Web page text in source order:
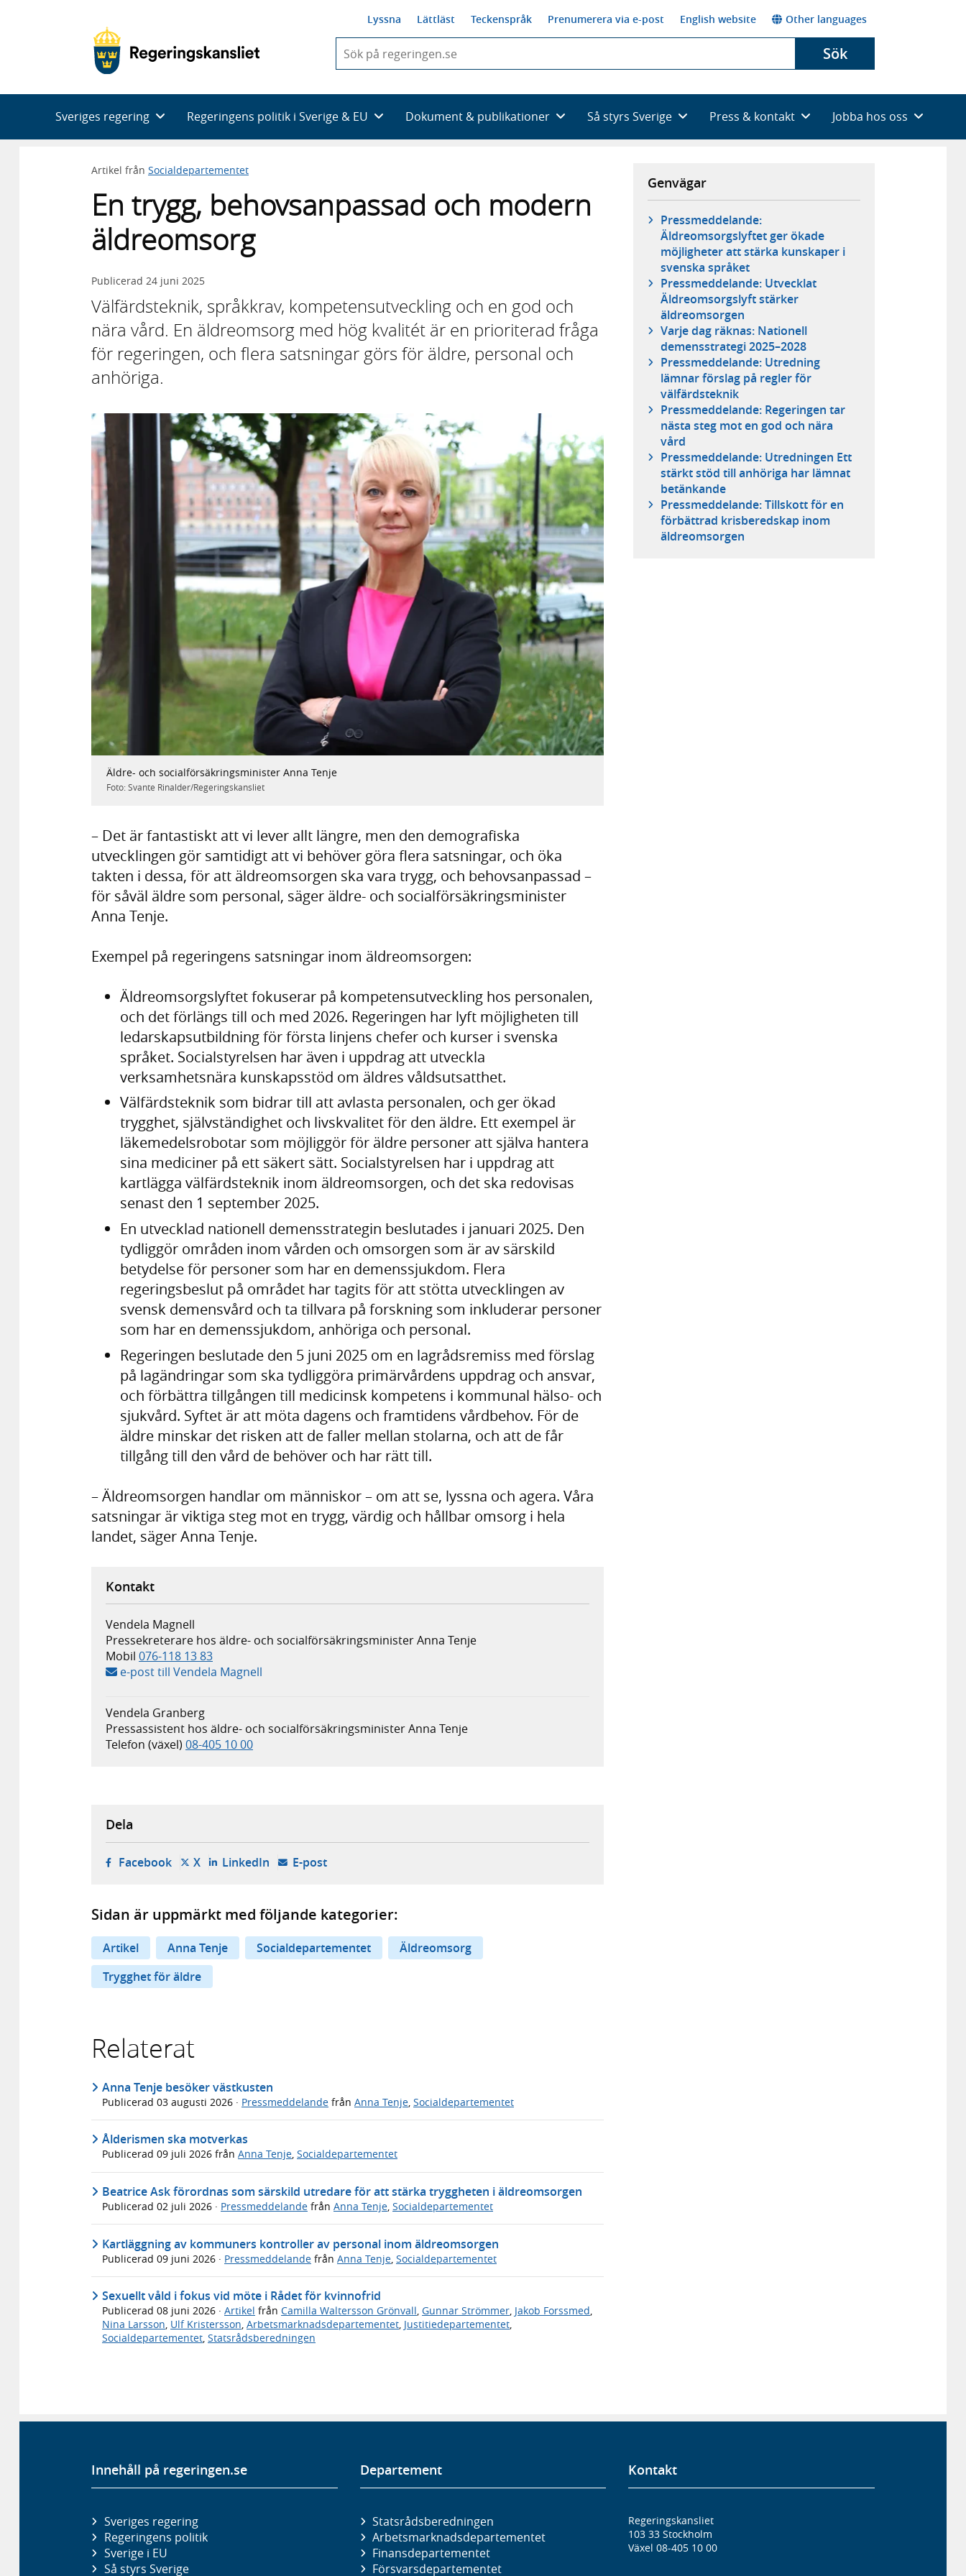
Lyssna Lättläst Teckenspråk Prenumerera via e-post English website Other languages
du
skriva
framträder
en
Sök
Sveriges regering Regeringens politik i Sverige & EU Dokument & publikationer Så styrs Sverige Press & kontakt Jobba hos oss
Artikel från Socialdepartementet
En trygg, behovsanpassad och modern
äldreomsorg
Publicerad 24 juni 2025
Välfärdsteknik, språkkrav, kompetensutveckling och en god och
nära vård. En äldreomsorg med hög kvalitét är en prioriterad fråga
för regeringen, och flera satsningar görs för äldre, personal och
anhöriga.
Äldre- och socialförsäkringsminister Anna Tenje
Foto: Svante Rinalder/Regeringskansliet
– Det är fantastiskt att vi lever allt längre, men den demografiska
utvecklingen gör samtidigt att vi behöver göra flera satsningar, och öka
takten i dessa, för att äldreomsorgen ska vara trygg, och behovsanpassad –
för såväl äldre som personal, säger äldre- och socialförsäkringsminister
Anna Tenje.
Exempel på regeringens satsningar inom äldreomsorgen:
Äldreomsorgslyftet fokuserar på kompetensutveckling hos personalen,
och det förlängs till och med 2026. Regeringen har lyft möjligheten till
ledarskapsutbildning för första linjens chefer och kurser i svenska
språket. Socialstyrelsen har även i uppdrag att utveckla
verksamhetsnära kunskapsstöd om äldres våldsutsatthet.
Välfärdsteknik som bidrar till att avlasta personalen, och ger ökad
trygghet, självständighet och livskvalitet för den äldre. Ett exempel är
läkemedelsrobotar som möjliggör för äldre personer att själva hantera
sina mediciner på ett säkert sätt. Socialstyrelsen har i uppdrag att
kartlägga välfärdsteknik inom äldreomsorgen, och det ska redovisas
senast den 1 september 2025.
En utvecklad nationell demensstrategin beslutades i januari 2025. Den
tydliggör områden inom vården och omsorgen som är av särskild
betydelse för personer som har en demenssjukdom. Flera
regeringsbeslut på området har tagits för att stötta utvecklingen av
svensk demensvård och ta tillvara på forskning som inkluderar personer
som har en demenssjukdom, anhöriga och personal.
Regeringen beslutade den 5 juni 2025 om en lagrådsremiss med förslag
på lagändringar som ska tydliggöra primärvårdens uppdrag och ansvar,
och förbättra tillgången till medicinsk kompetens i kommunal hälso- och
sjukvård. Syftet är att möta dagens och framtidens vårdbehov. För de
äldre minskar det risken att de faller mellan stolarna, och att de får
tillgång till den vård de behöver och har rätt till.
– Äldreomsorgen handlar om människor – om att se, lyssna och agera. Våra
satsningar är viktiga steg mot en trygg, värdig och hållbar omsorg i hela
landet, säger Anna Tenje.
Kontakt
Vendela Magnell
Pressekreterare hos äldre- och socialförsäkringsminister Anna Tenje
Mobil 076-118 13 83
e-post till Vendela Magnell
Vendela Granberg
Pressassistent hos äldre- och socialförsäkringsminister Anna Tenje
Telefon (växel) 08-405 10 00
Genvägar
Pressmeddelande:
Äldreomsorgslyftet ger ökade
möjligheter att stärka kunskaper i
svenska språket
Pressmeddelande: Utvecklat
Äldreomsorgslyft stärker
äldreomsorgen
Varje dag räknas: Nationell
demensstrategi 2025–2028
Pressmeddelande: Utredning
lämnar förslag på regler för
välfärdsteknik
Pressmeddelande: Regeringen tar
nästa steg mot en god och nära
vård
Pressmeddelande: Utredningen Ett
stärkt stöd till anhöriga har lämnat
betänkande
Pressmeddelande: Tillskott för en
förbättrad krisberedskap inom
äldreomsorgen
Dela
Facebook- öppnas i ny flik, extern webbplats,
X- öppnas i ny flik, extern webbplats,
LinkedIn- öppnas i ny flik, extern webbplats,
E-post- öppnar din e-postklient,
Sidan är uppmärkt med följande kategorier:
Artikel Anna Tenje Socialdepartementet
Äldreomsorg
Trygghet för äldre
Relaterat
Anna Tenje besöker västkusten
Publicerad 03 augusti 2026 · Pressmeddelande från Anna Tenje Socialdepartementet
Ålderismen ska motverkas
Publicerad 09 juli 2026 från Anna Tenje, Socialdepartementet
Beatrice Ask förordnas som särskild utredare för att stärka tryggheten i äldreomsorgen
Publicerad 02 juli 2026 · Pressmeddelande från Anna Tenje, Socialdepartementet
Kartläggning av kommuners kontroller av personal inom äldreomsorgen
Publicerad 09 juni 2026 · Pressmeddelande från Anna Tenje Socialdepartementet
Sexuellt våld i fokus vid möte i Rådet för kvinnofrid
Publicerad 08 juni 2026 · Artikel från Camilla Waltersson Grönvall, Gunnar Strömmer, Jakob Forssmed,
Nina Larsson, Ulf Kristersson, Arbetsmarknadsdepartementet, Justitiedepartementet,
Socialdepartementet, Statsrådsberedningen
Innehåll på regeringen.se
Sveriges regering
Regeringens politik
Sverige i EU
Så styrs Sverige
Departement
Statsrådsberedningen
Arbetsmarknads­departementet
Finans­departementet
Försvars­departementet
Kontakt
Regeringskansliet
103 33 Stockholm
Växel 08-405 10 00